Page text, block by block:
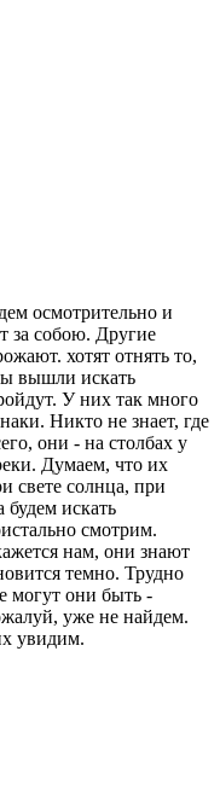
осмотрительно и
за собою. Другие
хотят отнять то,
вышли искать
У них так много
Никто не знает, где
они - на столбах у
Думаем, что их
свете солнца, при
искать
смотрим.
нам, они знaют
темно. Трудно
могут они быть -
уже не найдем.
увидим.